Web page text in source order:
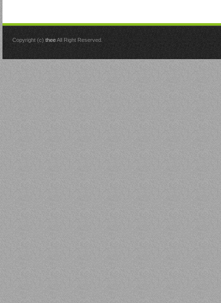
Copyright (c) theeAll Right Reserved.